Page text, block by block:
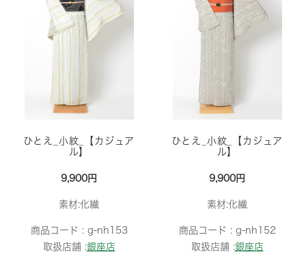
ひとえ_小紋_【カジュア
ル】
9,900円
素材:化繊
商品コード : g-nh153
取扱店舗 :銀座店
ひとえ_小紋_【カジュア
ル】
9,900円
素材:化繊
商品コード : g-nh152
取扱店舗 :銀座店